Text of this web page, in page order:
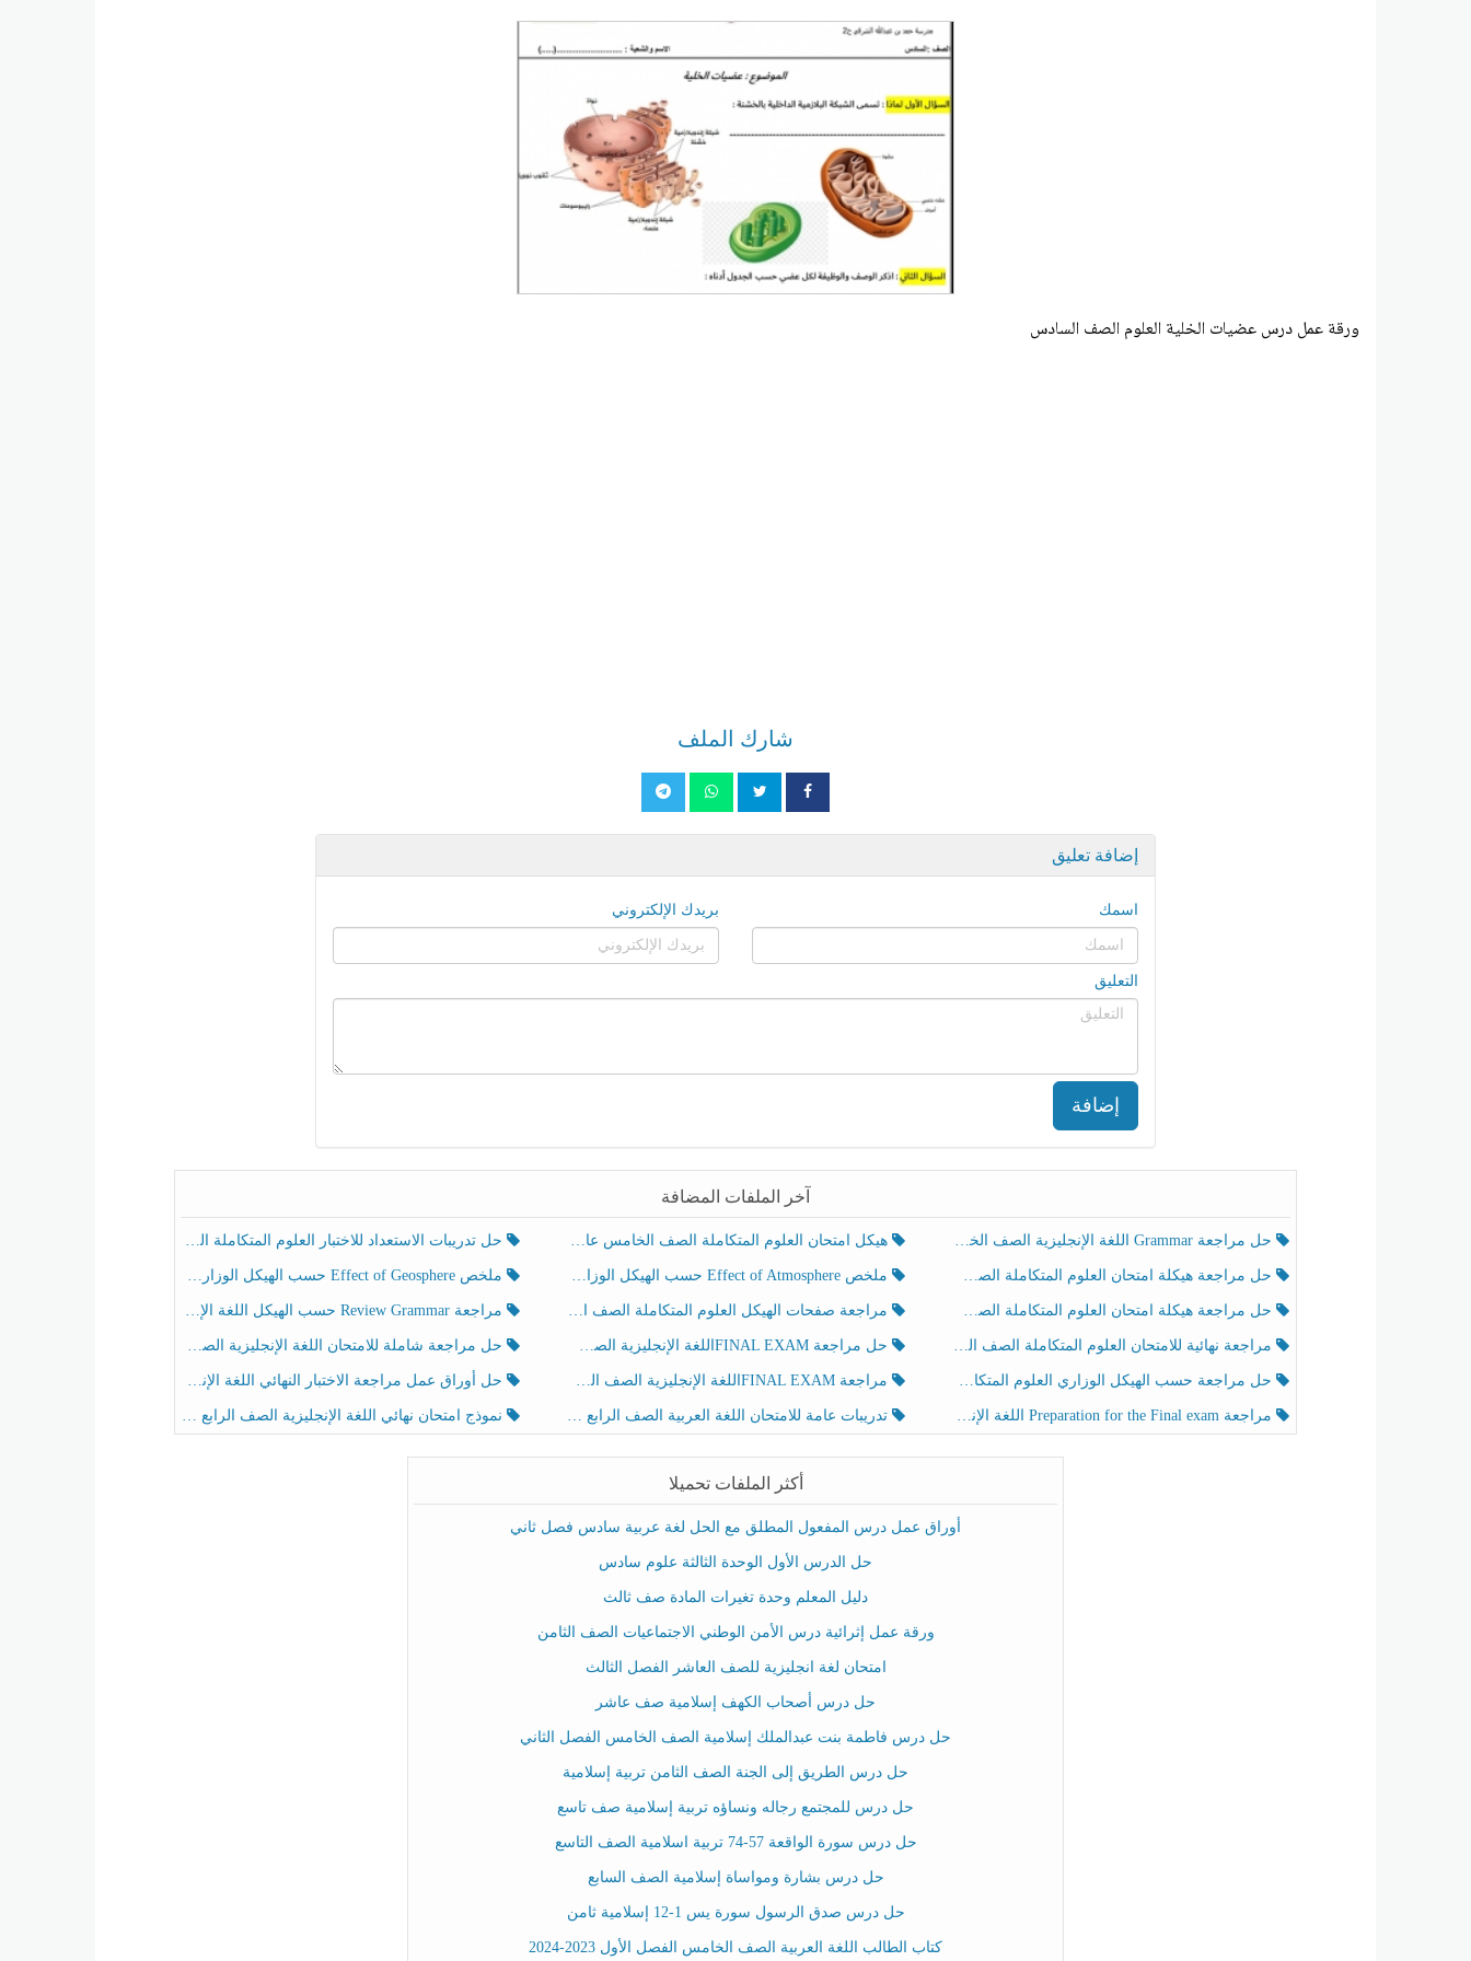
ورقة عمل درس عضيات الخلية العلوم الصف السادس
شارك الملف
إضافة تعليق
اسمك بريدك الإلكتروني
التعليق
إضافة
آخر الملفات المضافة
حل مراجعة Grammar اللغة الإنجليزية الصف الخامس الفصل الثالث هيكل امتحان العلوم المتكاملة الصف الخامس عام الفصل الدراسي الثالث 2025-2026 حل تدريبات الاستعداد للاختبار العلوم المتكاملة الصف الخامس عام الفصل الثالث
حل مراجعة هيكلة امتحان العلوم المتكاملة الصف الخامس انسبير الفصل الثالث ملخص Effect of Atmosphere حسب الهيكل الوزاري العلوم المتكاملة الصف الخامس انسبير الفصل الثالث ملخص Effect of Geosphere حسب الهيكل الوزاري العلوم المتكاملة الصف الخامس انسبير الفصل الثالث
حل مراجعة هيكلة امتحان العلوم المتكاملة الصف الخامس عام الفصل الثالث مراجعة صفحات الهيكل العلوم المتكاملة الصف الخامس انسبير الفصل الثالث مراجعة Review Grammar حسب الهيكل اللغة الإنجليزية الصف الخامس الفصل الثالث
مراجعة نهائية للامتحان العلوم المتكاملة الصف الخامس انسبير الفصل الثالث حل مراجعة FINAL EXAMاللغة الإنجليزية الصف الخامس الفصل الثالث حل مراجعة شاملة للامتحان اللغة الإنجليزية الصف الخامس الفصل الثالث
حل مراجعة حسب الهيكل الوزاري العلوم المتكاملة الصف الخامس عام الفصل الثالث مراجعة FINAL EXAMاللغة الإنجليزية الصف الخامس الفصل الثالث حل أوراق عمل مراجعة الاختبار النهائي اللغة الإنجليزية الصف الرابع الفصل الثالث
مراجعة Preparation for the Final exam اللغة الإنجليزية الصف الرابع الفصل الثالث تدريبات عامة للامتحان اللغة العربية الصف الرابع الفصل الثالث نموذج امتحان نهائي اللغة الإنجليزية الصف الرابع الفصل الثالث
أكثر الملفات تحميلا
أوراق عمل درس المفعول المطلق مع الحل لغة عربية سادس فصل ثاني
حل الدرس الأول الوحدة الثالثة علوم سادس
دليل المعلم وحدة تغيرات المادة صف ثالث
ورقة عمل إثرائية درس الأمن الوطني الاجتماعيات الصف الثامن
امتحان لغة انجليزية للصف العاشر الفصل الثالث
حل درس أصحاب الكهف إسلامية صف عاشر
حل درس فاطمة بنت عبدالملك إسلامية الصف الخامس الفصل الثاني
حل درس الطريق إلى الجنة الصف الثامن تربية إسلامية
حل درس للمجتمع رجاله ونساؤه تربية إسلامية صف تاسع
حل درس سورة الواقعة 57-74 تربية اسلامية الصف التاسع
حل درس بشارة ومواساة إسلامية الصف السابع
حل درس صدق الرسول سورة يس 1-12 إسلامية ثامن
كتاب الطالب اللغة العربية الصف الخامس الفصل الأول 2023-2024